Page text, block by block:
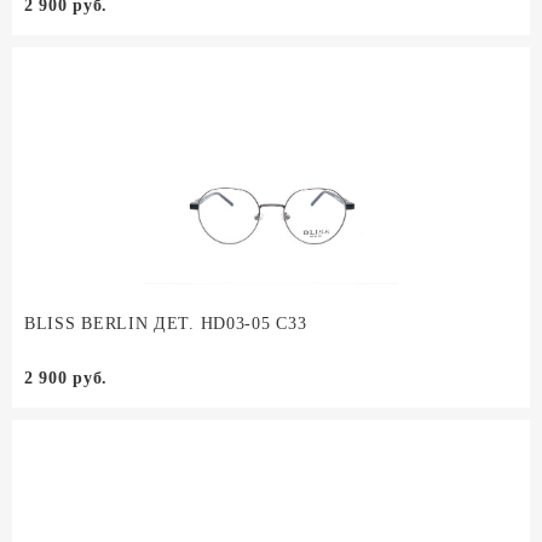
2 900 руб.
BLISS BERLIN ДЕТ. HD03-05 C33
2 900 руб.